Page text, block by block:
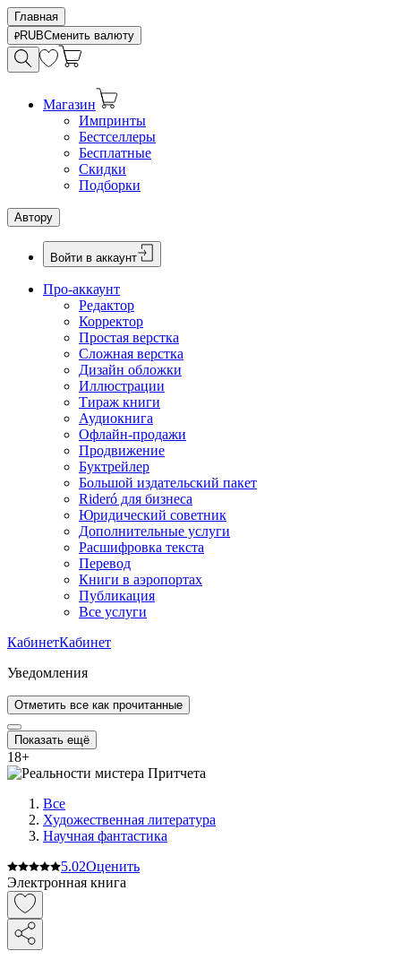
Главная
RUBСменить валюту
Магазин
Импринты
Бестселлеры
Бесплатные
Скидки
Подборки
Автору
Войти в аккаунт
Про-аккаунт
Редактор
Корректор
Простая верстка
Сложная верстка
Дизайн обложки
Иллюстрации
Тираж книги
Аудиокнига
Офлайн-продажи
Продвижение
Буктрейлер
Большой издательский пакет
Rideró для бизнеса
Юридический советник
Дополнительные услуги
Расшифровка текста
Перевод
Книги в аэропортах
Публикация
Все услуги
КабинетКабинет
Уведомления
Отметить все как прочитанные
Показать ещё
18+
Все
Художественная литература
Научная фантастика
5.02Оценить
Электронная книга